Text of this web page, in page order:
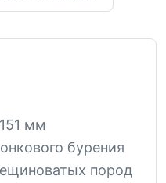
мм
бурения
пород